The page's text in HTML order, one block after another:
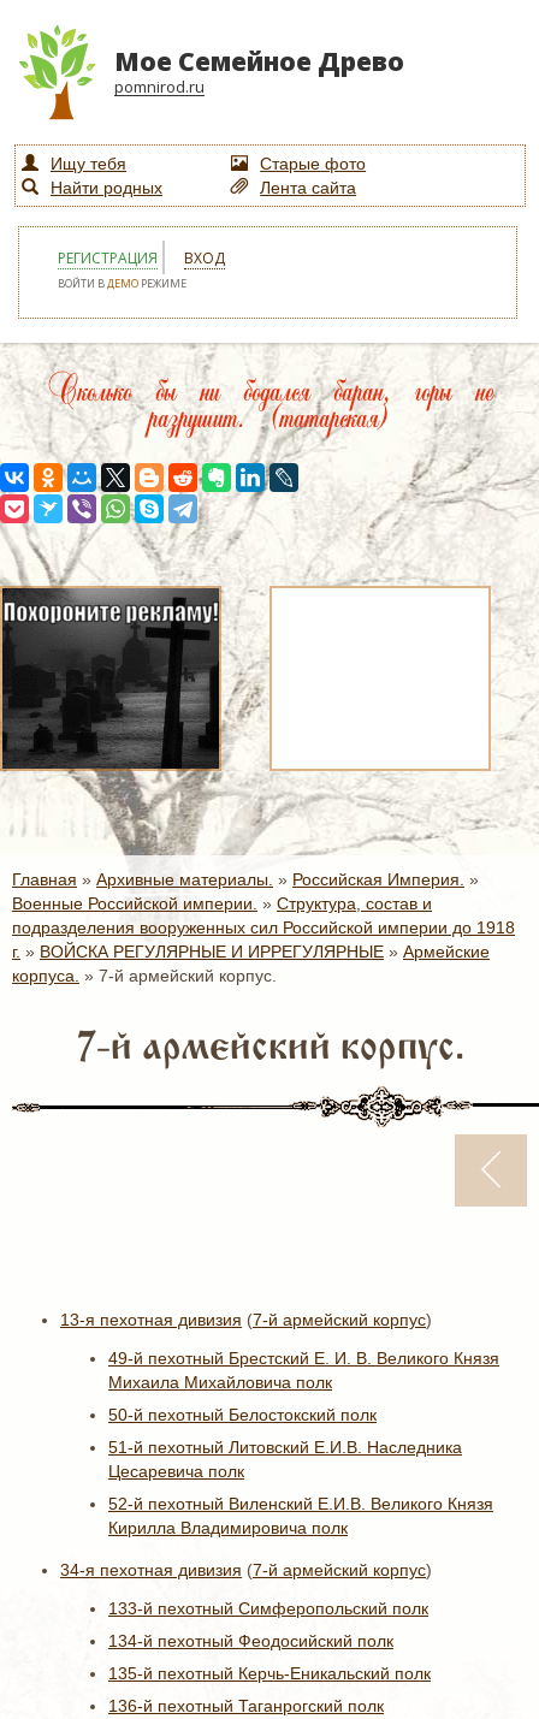
Мое Семейное Древо
pomnirod.ru
Ищу тебя
Старые фото
Найти родных
Лента сайта
РЕГИСТРАЦИЯ ВХОД
ВОЙТИ ВДЕМО РЕЖИМЕ
Сколько бы ни бодался баран, горы не
разрушит. (татарская)
Главная » Архивные материалы. » Российская Империя. »
Военные Российской империи. » Структура, состав и
подразделения вооруженных сил Российской империи до 1918
г. » ВОЙСКА РЕГУЛЯРНЫЕ И ИРРЕГУЛЯРНЫЕ » Армейские
корпуса. » 7-й армейский корпус.
7-й армейский корпус.
13-я пехотная дивизия (7-й армейский корпус)
49-й пехотный Брестский Е. И. В. Великого Князя
Михаила Михайловича полк
50-й пехотный Белостокский полк
51-й пехотный Литовский Е.И.В. Наследника
Цесаревича полк
52-й пехотный Виленский Е.И.В. Великого Князя
Кирилла Владимировича полк
34-я пехотная дивизия (7-й армейский корпус)
133-й пехотный Симферопольский полк
134-й пехотный Феодосийский полк
135-й пехотный Керчь-Еникальский полк
136-й пехотный Таганрогский полк